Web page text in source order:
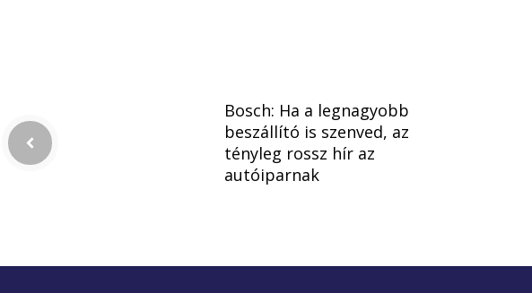
Bosch: Ha a legnagyobb
beszállító is szenved, az
tényleg rossz hír az
autóiparnak